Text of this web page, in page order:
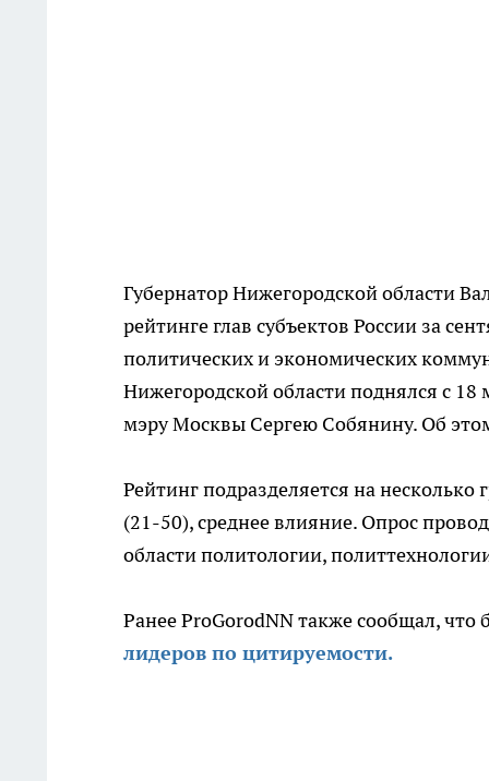
Губернатор Нижегородской области
рейтинге глав субъектов России за
политических и экономических
Нижегородской области поднялся с
мэру Москвы Сергею Собянину. Об
Рейтинг подразделяется на
(21-50), среднее влияние. Опрос
области политологии,
Ранее ProGorodNN также сообщал, что
лидеров по цитируемости.